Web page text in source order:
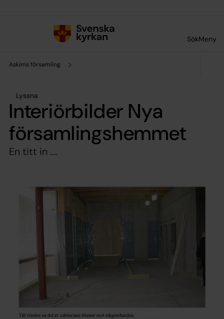
SökMeny
Askims församling
Lyssna
Interiörbilder Nya
församlingshemmet
En titt in ....